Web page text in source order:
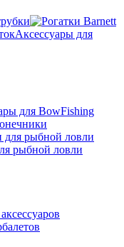
Аксессуары для
для BowFishing
для рыбной ловли
рыбной ловли